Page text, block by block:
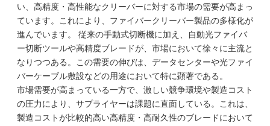
い、高精度・高性能なクリーバーに対する市場の需要が高まっ
ています。これにより、ファイバークリーバー製品の多様化が
進んでいます。 従来の手動式切断機に加え、自動光ファイバ
ー切断ツールや高精度ブレードが、市場において徐々に主流と
なりつつある。この需要の伸びは、データセンターや光ファイ
バーケーブル敷設などの用途において特に顕著である。
市場需要が高まっている一方で、激しい競争環境や製造コスト
の圧力により、サプライヤーは課題に直面している。これは、
製造コストが比較的高い高精度・高耐久性のブレードにおいて